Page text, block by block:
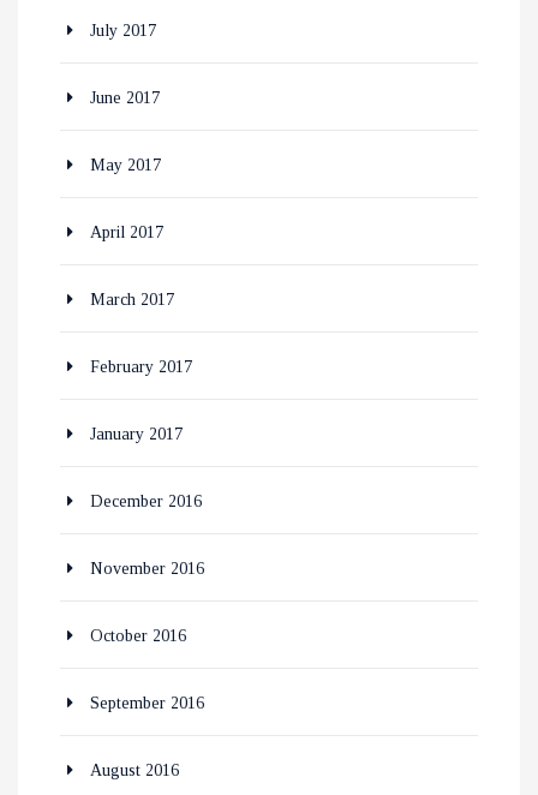
July 2017
June 2017
May 2017
April 2017
March 2017
February 2017
January 2017
December 2016
November 2016
October 2016
September 2016
August 2016